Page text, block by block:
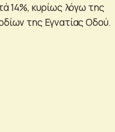
14%, κυρίως λόγω της
της Εγνατίας Οδού.